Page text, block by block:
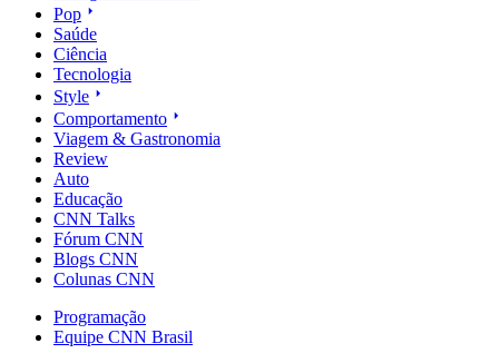
Pop
Saúde
Ciência
Tecnologia
Style
Comportamento
Viagem & Gastronomia
Review
Auto
Educação
CNN Talks
Fórum CNN
Blogs CNN
Colunas CNN
Programação
Equipe CNN Brasil